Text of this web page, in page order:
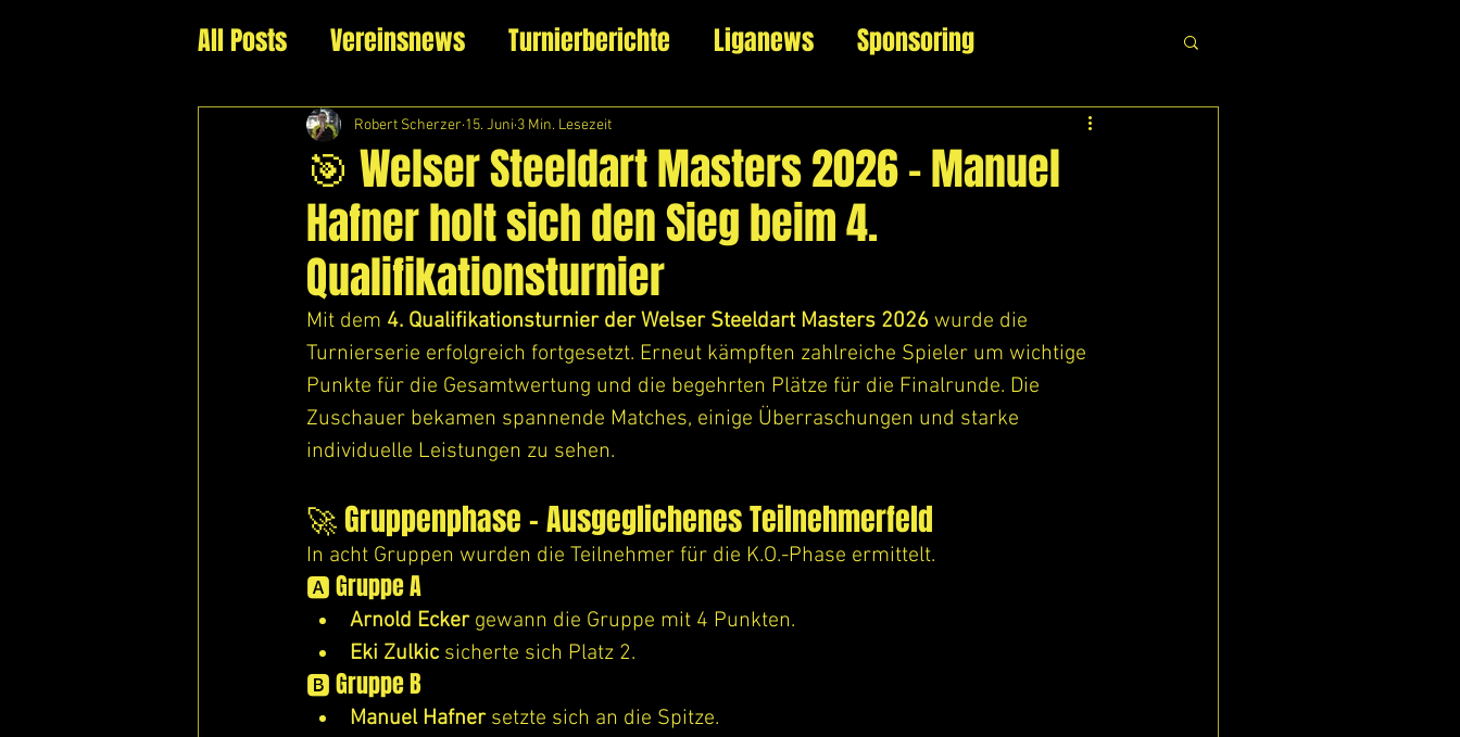
All Posts Vereinsnews Turnierberichte Liganews Sponsoring
🎯 Welser Steeldart Masters 2026 – Manuel
Hafner holt sich den Sieg beim 4.
Qualifikationsturnier
Robert Scherzer 15. Juni 3 Min. Lesezeit
Mit dem 4. Qualifikationsturnier der Welser Steeldart Masters 2026 wurde die
Turnierserie erfolgreich fortgesetzt. Erneut kämpften zahlreiche Spieler um wichtige
Punkte für die Gesamtwertung und die begehrten Plätze für die Finalrunde. Die
Zuschauer bekamen spannende Matches, einige Überraschungen und starke
individuelle Leistungen zu sehen.
🚀 Gruppenphase – Ausgeglichenes Teilnehmerfeld
In acht Gruppen wurden die Teilnehmer für die K.O.-Phase ermittelt.
🅰️ Gruppe A
Arnold Ecker gewann die Gruppe mit 4 Punkten.
Eki Zulkic sicherte sich Platz 2.
🅱️ Gruppe B
Manuel Hafner setzte sich an die Spitze.